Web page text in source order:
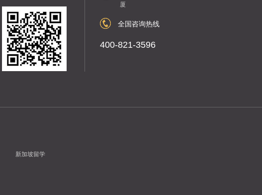
厦
全国咨询热线
400-821-3596
新加坡留学